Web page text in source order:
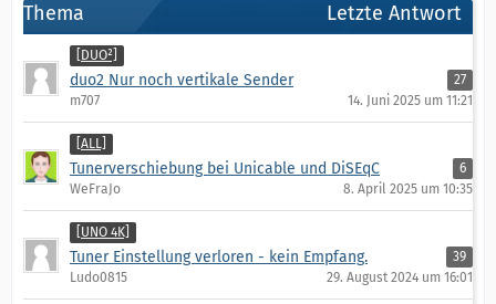
Thema Letzte Antwort
[DUO²]
duo2 Nur noch vertikale Sender
27
m707
14. Juni 2025 um 11:21
[ALL]
Tunerverschiebung bei Unicable und DiSEqC
6
WeFraJo
8. April 2025 um 10:35
[UNO 4K]
Tuner Einstellung verloren - kein Empfang.
39
Ludo0815
29. August 2024 um 16:01